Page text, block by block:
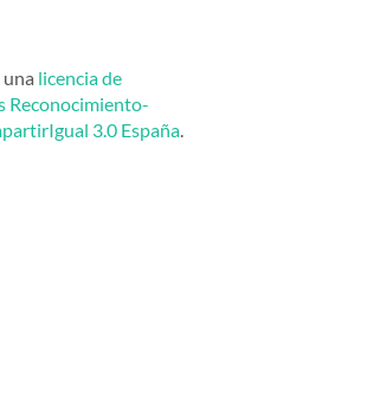
licencia de
Reconocimiento-
3.0 España.